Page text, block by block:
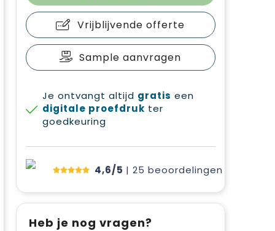
Vrijblijvende offerte
Sample aanvragen
Je ontvangt altijd gratis een
digitale proefdruk ter
goedkeuring
4,6/5 | 25 beoordelingen
Heb je nog vragen?